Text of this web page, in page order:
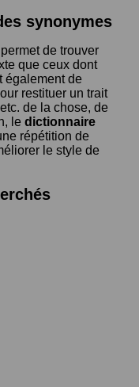
synonymes
permet de trouver
que ceux dont
également de
restituer un trait
de la chose, de
le dictionnaire
répétition de
le style de